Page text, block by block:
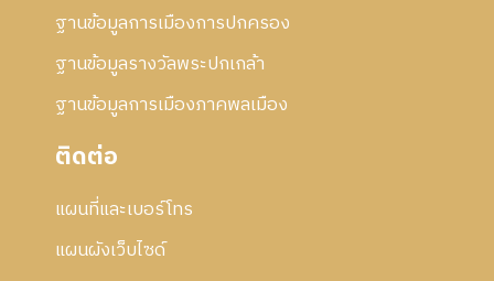
ฐานข้อมูลการเมืองการปกครอง
ฐานข้อมูลรางวัลพระปกเกล้า
ฐานข้อมูลการเมืองภาคพลเมือง
ติดต่อ
แผนที่และเบอร์โทร
แผนผังเว็บไซด์